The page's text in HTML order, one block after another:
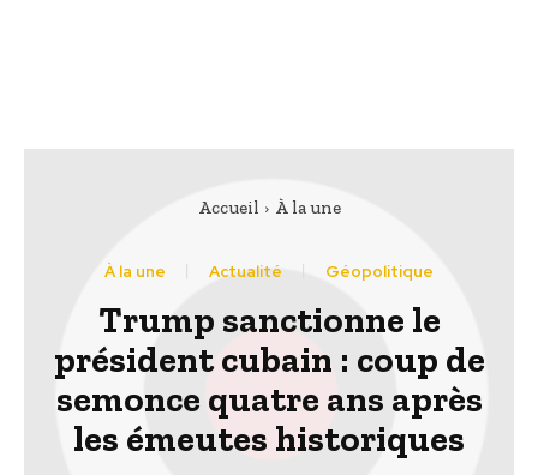
Accueil À la une
À la une Actualité Géopolitique
Trump sanctionne le
président cubain : coup de
semonce quatre ans après
les émeutes historiques